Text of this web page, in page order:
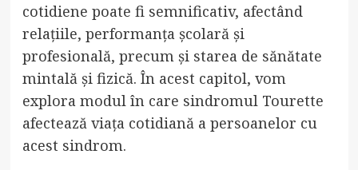
cotidiene poate fi semnificativ, afectând
relațiile, performanța școlară și
profesională, precum și starea de sănătate
mintală și fizică. În acest capitol, vom
explora modul în care sindromul Tourette
afectează viața cotidiană a persoanelor cu
acest sindrom.